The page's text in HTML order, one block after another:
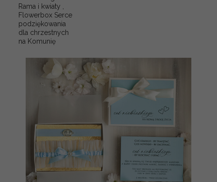
Rama i kwiaty ,
Flowerbox Serce
podziękowania
dla chrzestnych
na Komunię